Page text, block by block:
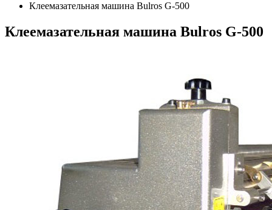
Клеемазательная машина Bulros G-500
Клеемазательная машина Bulros G-500